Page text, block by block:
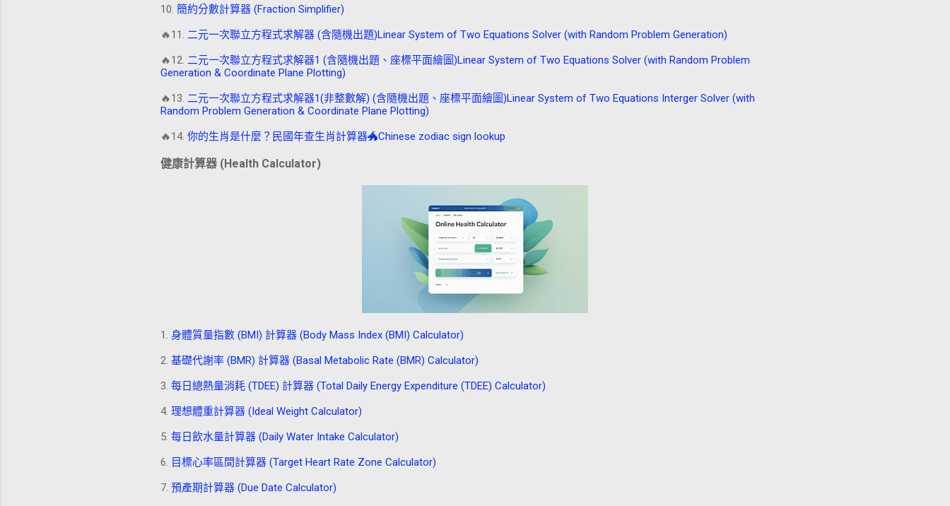
10. 簡約分數計算器 (Fraction Simplifier)
🔥11. 二元一次聯立方程式求解器 (含隨機出題)Linear System of Two Equations Solver (with Random Problem Generation)
🔥12. 二元一次聯立方程式求解器1 (含隨機出題、座標平面繪圖)Linear System of Two Equations Solver (with Random Problem
Generation & Coordinate Plane Plotting)
🔥13. 二元一次聯立方程式求解器1(非整數解) (含隨機出題、座標平面繪圖)Linear System of Two Equations Interger Solver (with
Random Problem Generation & Coordinate Plane Plotting)
🔥14. 你的生肖是什麼？民國年查生肖計算器🐲Chinese zodiac sign lookup
健康計算器 (Health Calculator)
1. 身體質量指數 (BMI) 計算器 (Body Mass Index (BMI) Calculator)
2. 基礎代謝率 (BMR) 計算器 (Basal Metabolic Rate (BMR) Calculator)
3. 每日總熱量消耗 (TDEE) 計算器 (Total Daily Energy Expenditure (TDEE) Calculator)
4. 理想體重計算器 (Ideal Weight Calculator)
5. 每日飲水量計算器 (Daily Water Intake Calculator)
6. 目標心率區間計算器 (Target Heart Rate Zone Calculator)
7. 預產期計算器 (Due Date Calculator)